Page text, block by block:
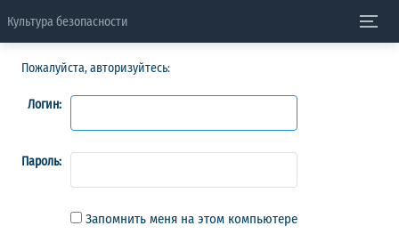
Культура безопасности
Пожалуйста, авторизуйтесь:
Логин:
Пароль:
Запомнить меня на этом компьютере